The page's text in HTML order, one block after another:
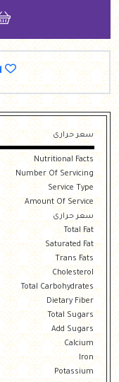
سعر حرارى
Nutritional Facts
Number Of Servicing
Service Type
Amount Of Service
سعر حرارى
Total Fat
Saturated Fat
Trans Fats
Cholesterol
Total Carbohydrates
Dietary Fiber
Total Sugars
Add Sugars
Calcium
Iron
Potassium